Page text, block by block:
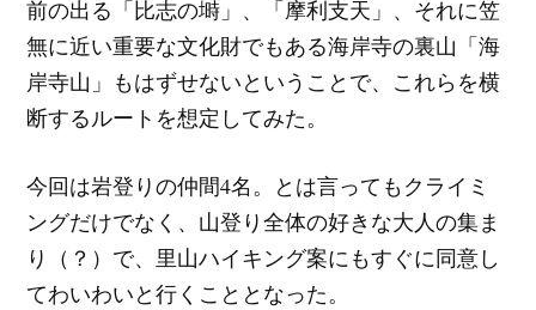
前の出る「比志の塒」、「摩利支天」、それに笠
無に近い重要な文化財でもある海岸寺の裏山「海
岸寺山」もはずせないということで、これらを横
断するルートを想定してみた。
今回は岩登りの仲間4名。とは言ってもクライミ
ングだけでなく、山登り全体の好きな大人の集ま
り（？）で、里山ハイキング案にもすぐに同意し
てわいわいと行くこととなった。